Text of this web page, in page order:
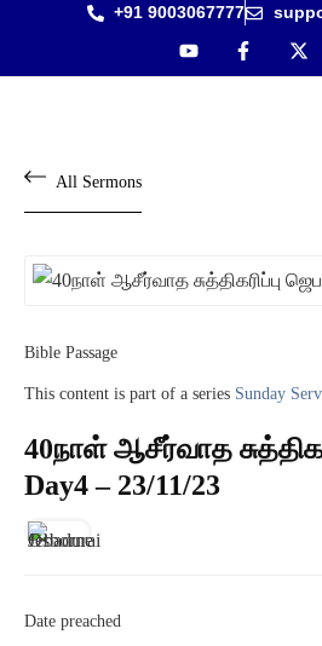
+91 9003067777
All Sermons
Bible Passage
This content is part of a series Sunday
40நாள் ஆசீர்வாத
Day4 – 23/11/23
Date preached